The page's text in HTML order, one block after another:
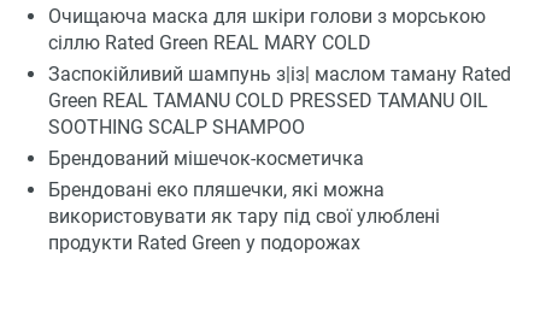
Очищаюча маска для шкіри голови з морською
сіллю Rated Green REAL MARY COLD
Заспокійливий шампунь з|із| маслом таману Rated
Green REAL TAMANU COLD PRESSED TAMANU OIL
SOOTHING SCALP SHAMPOO
Брендований мішечок-косметичка
Брендовані еко пляшечки, які можна
використовувати як тару під свої улюблені
продукти Rated Green у подорожах